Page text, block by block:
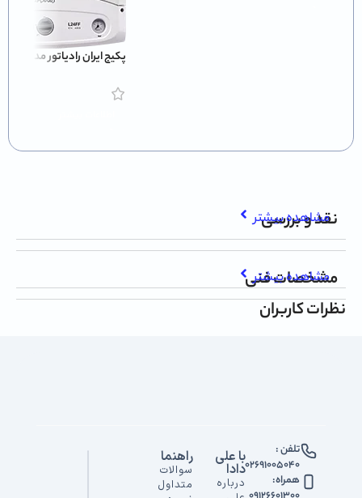
پکیج ایران رادیاتور مدل L 42FF
نقد و بررسی
مشاهده بیشتر
مشخصات فنی
مشاهده بیشتر
نظرات کاربران
تلفن :
02691005040
همراه:
با علی
دادا
درباره
راهنما
سوالات
متداول